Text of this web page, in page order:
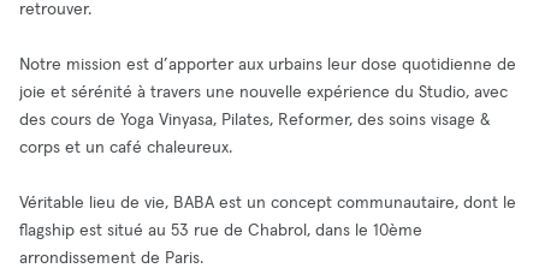
retrouver.
Notre mission est d’apporter aux urbains leur dose quotidienne de
joie et sérénité à travers une nouvelle expérience du Studio, avec
des cours de Yoga Vinyasa, Pilates, Reformer, des soins visage &
corps et un café chaleureux.
Véritable lieu de vie, BABA est un concept communautaire, dont le
flagship est situé au 53 rue de Chabrol, dans le 10ème
arrondissement de Paris.